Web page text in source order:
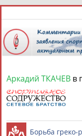
СПОРТСМЕНЫ,
Аркадий ТКАЧЕВ в